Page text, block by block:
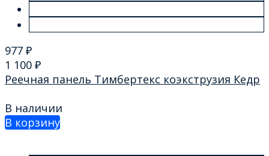
977 ₽
1 100 ₽
Реечная панель Тимбертекс коэкструзия Кедр
В наличии
В корзину